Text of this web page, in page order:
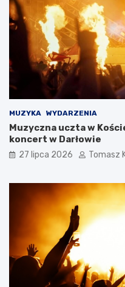
MUZYKA WYDARZENIA
Muzyczna uczta w
koncert w Darłowie
27 lipca 2026 Tomasz